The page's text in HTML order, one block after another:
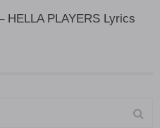
HELLA PLAYERS Lyrics